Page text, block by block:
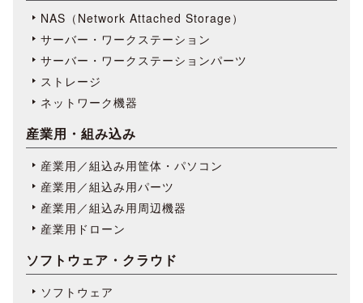
NAS（Network Attached Storage）
サーバー・ワークステーション
サーバー・ワークステーションパーツ
ストレージ
ネットワーク機器
産業用・組み込み
産業用／組込み用筐体・パソコン
産業用／組込み用パーツ
産業用／組込み用周辺機器
産業用ドローン
ソフトウェア・クラウド
ソフトウェア